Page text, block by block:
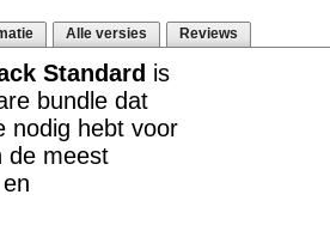
Alle versies Reviews
Standard is
bundle dat
nodig hebt voor
de meest